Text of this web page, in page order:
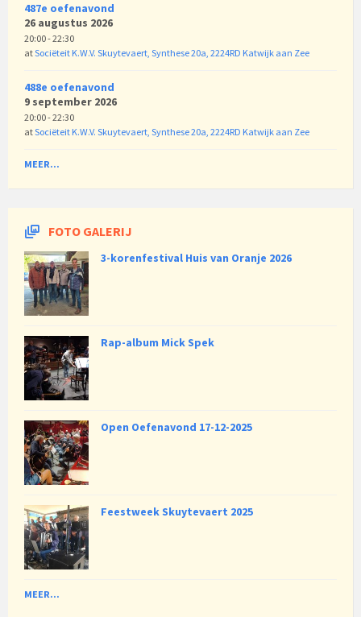
487e oefenavond
26 augustus 2026
20:00 - 22:30
atSociëteit K.W.V. Skuytevaert, Synthese 20a, 2224RD Katwijk aan Zee
488e oefenavond
9 september 2026
20:00 - 22:30
atSociëteit K.W.V. Skuytevaert, Synthese 20a, 2224RD Katwijk aan Zee
MEER...
FOTO GALERIJ
3-korenfestival Huis van Oranje 2026
Rap-album Mick Spek
Open Oefenavond 17-12-2025
Feestweek Skuytevaert 2025
MEER...